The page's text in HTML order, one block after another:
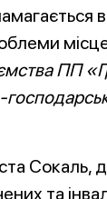
в
ПП
Сокаль,
та